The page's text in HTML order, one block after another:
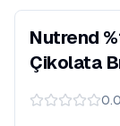
%4İndirim
Nutrend
Çikolata